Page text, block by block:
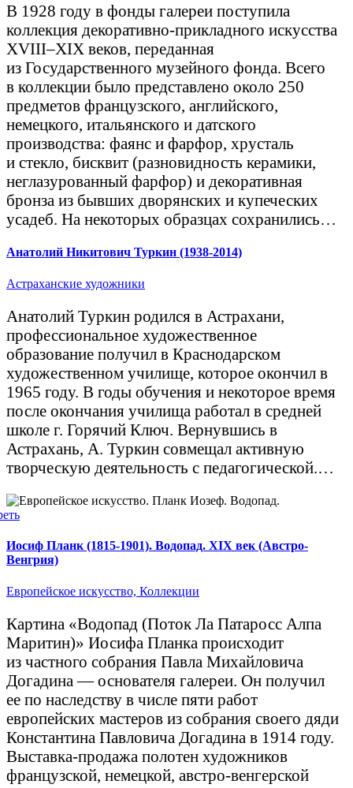
В 1928 году в фонды галереи поступила
коллекция декоративно-прикладного искусства
XVIII–XIX веков, переданная
из Государственного музейного фонда. Всего
в коллекции было представлено около 250
предметов французского, английского,
немецкого, итальянского и датского
производства: фаянс и фарфор, хрусталь
и стекло, бисквит (разновидность керамики,
неглазурованный фарфор) и декоративная
бронза из бывших дворянских и купеческих
усадеб. На некоторых образцах сохранились…
Анатолий Никитович Туркин (1938-2014)
Астраханские художники
Анатолий Туркин родился в Астрахани,
профессиональное художественное
образование получил в Краснодарском
художественном училище, которое окончил в
1965 году. В годы обучения и некоторое время
после окончания училища работал в средней
школе г. Горячий Ключ. Вернувшись в
Астрахань, А. Туркин совмещал активную
творческую деятельность с педагогической.…
Иосиф Планк (1815-1901). Водопад. XIX век (Австро-
Венгрия)
Европейское искусство, Коллекции
Картина «Водопад (Поток Ла Патаросс Алпа
Маритин)» Иосифа Планка происходит
из частного собрания Павла Михайловича
Догадина — основателя галереи. Он получил
ее по наследству в числе пяти работ
европейских мастеров из собрания своего дяди
Константина Павловича Догадина в 1914 году.
Выставка-продажа полотен художников
французской, немецкой, австро-венгерской